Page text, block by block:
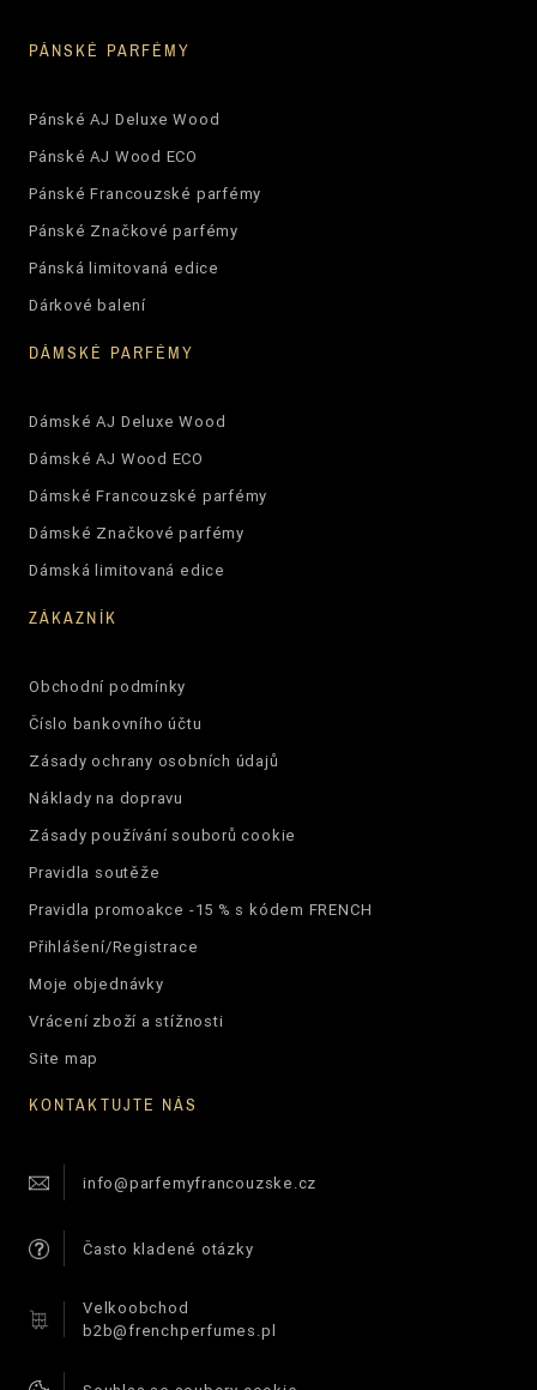
PÁNSKÉ PARFÉMY
Pánské AJ Deluxe Wood
Pánské AJ Wood ECO
Pánské Francouzské parfémy
Pánské Značkové parfémy
Pánská limitovaná edice
Dárkové balení
DÁMSKÉ PARFÉMY
Dámské AJ Deluxe Wood
Dámské AJ Wood ECO
Dámské Francouzské parfémy
Dámské Značkové parfémy
Dámská limitovaná edice
ZÁKAZNÍK
Obchodní podmínky
Číslo bankovního účtu
Zásady ochrany osobních údajů
Náklady na dopravu
Zásady používání souborů cookie
Pravidla soutěže
Pravidla promoakce -15 % s kódem FRENCH
Přihlášení/Registrace
Moje objednávky
Vrácení zboží a stížnosti
Site map
KONTAKTUJTE NÁS
info@parfemyfrancouzske.cz
Často kladené otázky
Velkoobchod
b2b@frenchperfumes.pl